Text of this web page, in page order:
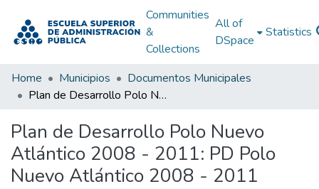
Communities
&
Collections
All of
DSpace
Statistics
Home Municipios
Documentos Municipales
Plan de Desarrollo Polo Nuevo Atlántico 2008 - 2011: PD Polo Nuevo Atlántico 2008 - 2011
Plan de Desarrollo Polo Nuevo
Atlántico 2008 - 2011: PD Polo
Nuevo Atlántico 2008 - 2011